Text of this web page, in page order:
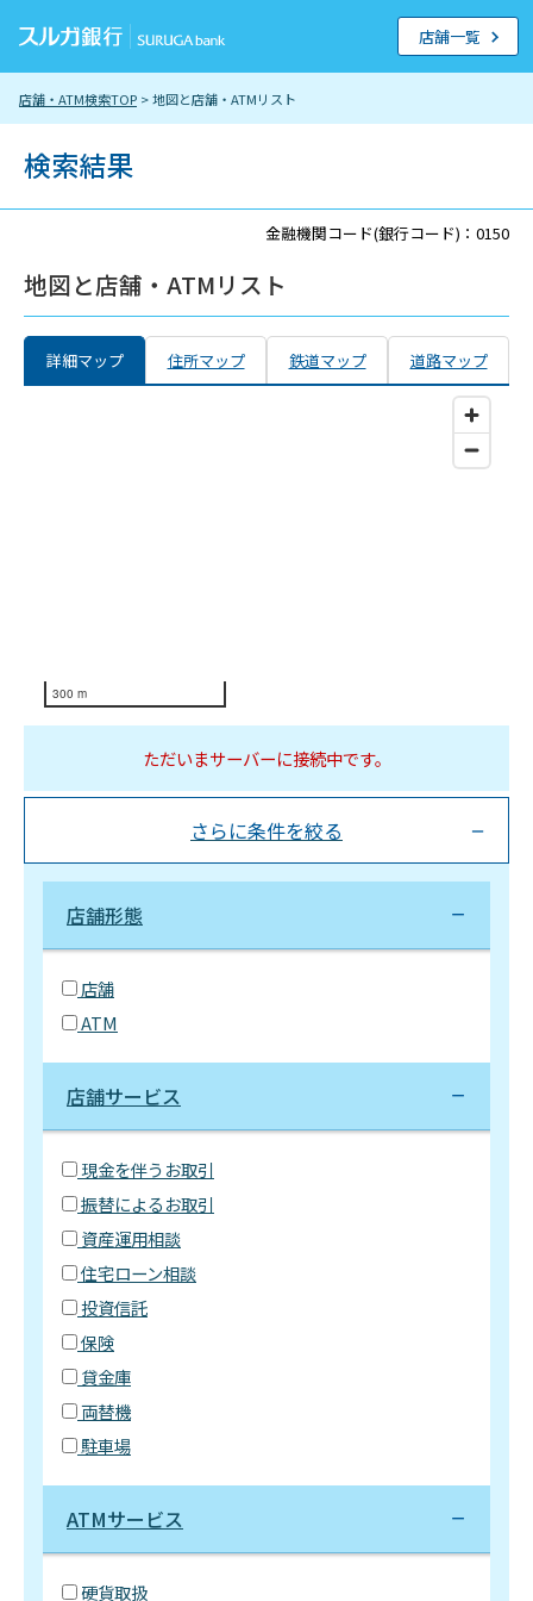
店舗・ATM検索TOP > 地図と店舗・ATMリスト
店舗一覧
検索結果
金融機関コード(銀行コード)：0150
地図と店舗・ATMリスト
詳細マップ 住所マップ 鉄道マップ 道路マップ
300 m
ただいまサーバーに接続中です。
さらに条件を絞る
店舗形態
店舗
ATM
店舗サービス
現金を伴うお取引
振替によるお取引
資産運用相談
住宅ローン相談
投資信託
保険
貸金庫
両替機
駐車場
ATMサービス
硬貨取扱